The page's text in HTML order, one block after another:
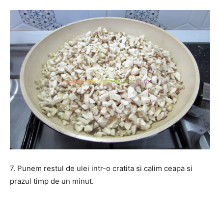
7. Punem restul de ulei intr-o cratita si calim ceapa si
prazul timp de un minut.